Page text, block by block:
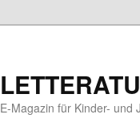
E-Magazin für Kinder- und